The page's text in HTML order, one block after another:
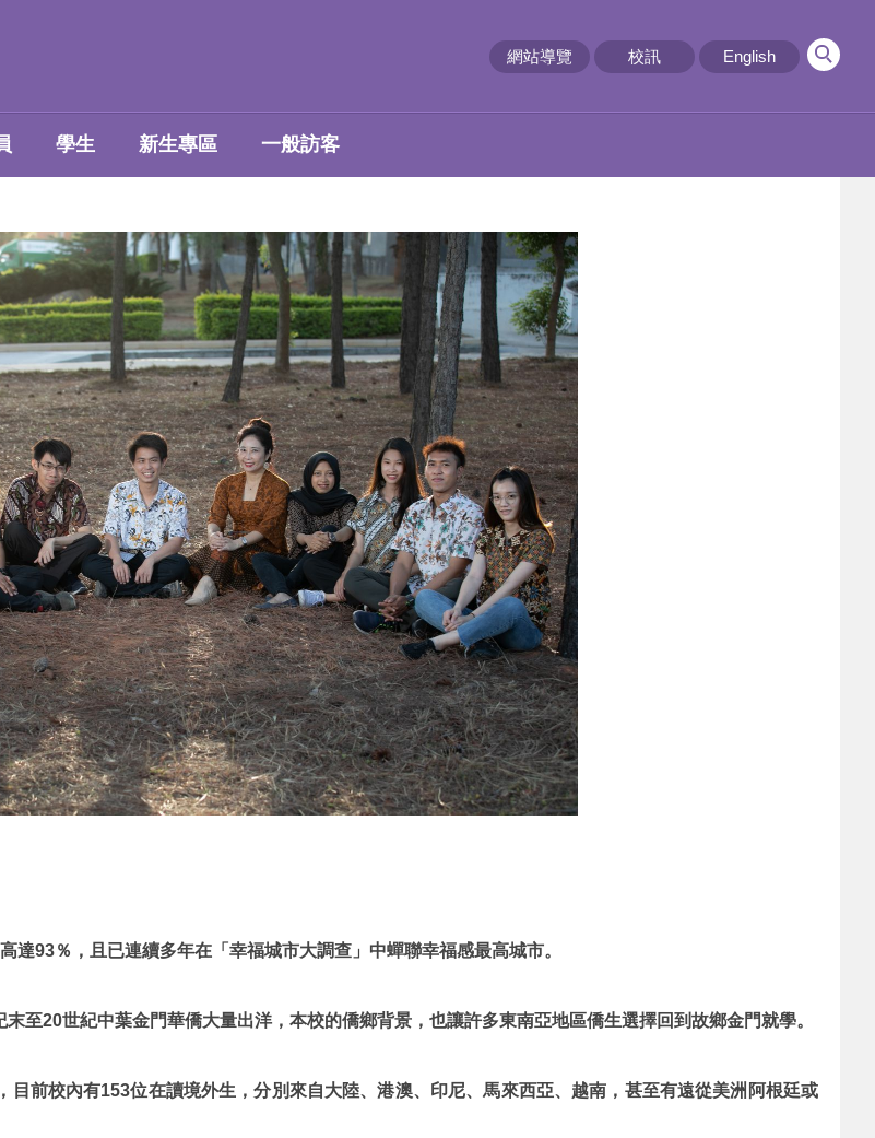
網站導覽 校訊 English
學生 新生專區 一般訪客
93％，且已連續多年在「幸福城市大調查」中蟬聯幸福感最高城市。
至20世紀中葉金門華僑大量出洋，本校的僑鄉背景，也讓許多東南亞地區僑生選擇回到故鄉金門就學。
前校內有153位在讀境外生，分別來自大陸、港澳、印尼、馬來西亞、越南，甚至有遠從美洲阿根廷或